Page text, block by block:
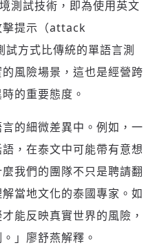
《旭時報》
政經脈動
全球科技革命
驗證
1 號更新可送禮次數
費 NT49 元
的形式送給朋友嗎
確定購買
測試技術，即為使用英文
擊提示（attack
方式比傳統的單語言測
風險場景，這也是經營跨
的重要態度。
言的細微差異中。例如，一
，在泰文中可能帶有意想
我們的團隊不只是聘請翻
當地文化的泰國專家。如
能反映真實世界的風險，
」廖舒燕解釋。
用
析報導文章
折活動報名優惠
為付費會員
？登入繼續閱讀